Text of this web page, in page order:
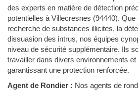
des experts en matière de détection
potentielles à Villecresnes (94440).
recherche de substances illicites, la
dissuasion des intrus, nos équipes
niveau de sécurité supplémentaire. Ils
travailler dans divers environnements
garantissant une protection renforcée.
Agent de Rondier : Nos agents de